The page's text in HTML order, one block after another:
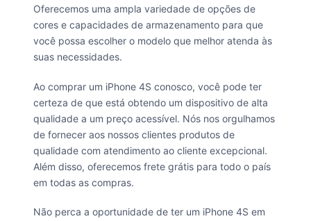
Oferecemos uma ampla variedade de opções de
cores e capacidades de armazenamento para que
você possa escolher o modelo que melhor atenda às
suas necessidades.
Ao comprar um iPhone 4S conosco, você pode ter
certeza de que está obtendo um dispositivo de alta
qualidade a um preço acessível. Nós nos orgulhamos
de fornecer aos nossos clientes produtos de
qualidade com atendimento ao cliente excepcional.
Além disso, oferecemos frete grátis para todo o país
em todas as compras.
Não perca a oportunidade de ter um iPhone 4S em